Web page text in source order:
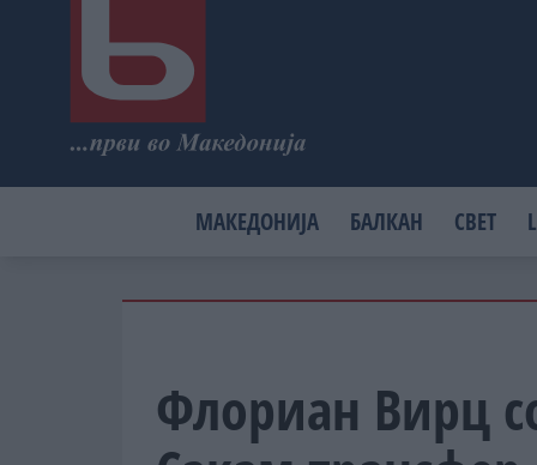
МАКЕДОНИЈА БАЛКАН СВЕТ
Флориан Вирц